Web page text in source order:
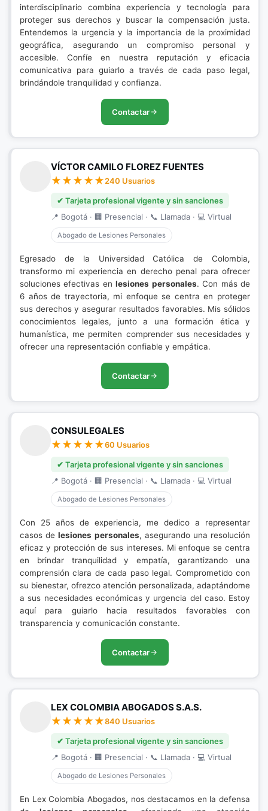
interdisciplinario combina experiencia y tecnología para
proteger sus derechos y buscar la compensación justa.
Entendemos la urgencia y la importancia de la proximidad
geográfica, asegurando un compromiso personal y
accesible. Confíe en nuestra reputación y eficacia
comunicativa para guiarlo a través de cada paso legal,
brindándole tranquilidad y confianza.
Contactar
VÍCTOR CAMILO FLOREZ FUENTES
240 Usuarios
✔ Tarjeta profesional vigente y sin sanciones
📍 Bogotá · 🏢 Presencial · 📞 Llamada · 💻 Virtual
Abogado de Lesiones Personales
Egresado de la Universidad Católica de Colombia,
transformo mi experiencia en derecho penal para ofrecer
soluciones efectivas enlesiones personales. Con más de
6 años de trayectoria, mi enfoque se centra en proteger
sus derechos y asegurar resultados favorables. Mis sólidos
conocimientos legales, junto a una formación ética y
humanística, me permiten comprender sus necesidades y
ofrecer una representación confiable y empática.
Contactar
CONSULEGALES
60 Usuarios
✔ Tarjeta profesional vigente y sin sanciones
📍 Bogotá · 🏢 Presencial · 📞 Llamada · 💻 Virtual
Abogado de Lesiones Personales
Con 25 años de experiencia, me dedico a representar
casos delesiones personales, asegurando una resolución
eficaz y protección de sus intereses. Mi enfoque se centra
en brindar tranquilidad y empatía, garantizando una
comprensión clara de cada paso legal. Comprometido con
su bienestar, ofrezco atención personalizada, adaptándome
a sus necesidades económicas y urgencia del caso. Estoy
aquí para guiarlo hacia resultados favorables con
transparencia y comunicación constante.
Contactar
LEX COLOMBIA ABOGADOS S.A.S.
840 Usuarios
✔ Tarjeta profesional vigente y sin sanciones
📍 Bogotá · 🏢 Presencial · 📞 Llamada · 💻 Virtual
Abogado de Lesiones Personales
En Lex Colombia Abogados, nos destacamos en la defensa